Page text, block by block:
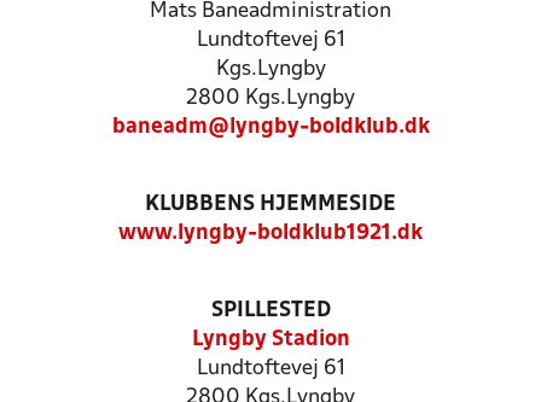
Mats Baneadministration
Lundtoftevej 61
Kgs.Lyngby
2800 Kgs.Lyngby
baneadm@lyngby-boldklub.dk
KLUBBENS HJEMMESIDE
www.lyngby-boldklub1921.dk
SPILLESTED
Lyngby Stadion
Lundtoftevej 61
2800 Kgs.Lyngby